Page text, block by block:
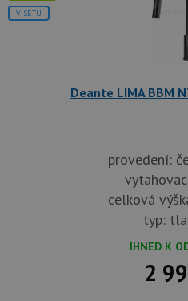
V SETU
Deante LIMA BBM
provedení:
celková
typ:
IHNED K
2